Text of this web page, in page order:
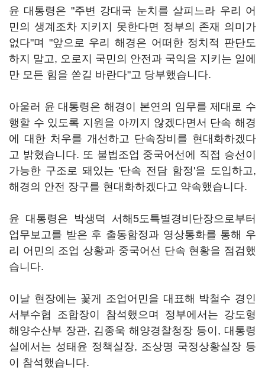
윤 대통령은 "주변 강대국 눈치를 살피느라 우리 어
민의 생계조차 지키지 못한다면 정부의 존재 의미가
없다"며 "앞으로 우리 해경은 어떠한 정치적 판단도
하지 말고, 오로지 국민의 안전과 국익을 지키는 일에
만 모든 힘을 쏟길 바란다"고 당부했습니다.
아울러 윤 대통령은 해경이 본연의 임무를 제대로 수
행할 수 있도록 지원을 아끼지 않겠다면서 단속 해경
에 대한 처우를 개선하고 단속장비를 현대화하겠다
고 밝혔습니다. 또 불법조업 중국어선에 직접 승선이
가능한 구조로 돼있는 '단속 전담 함정'을 도입하고,
해경의 안전 장구를 현대화하겠다고 약속했습니다.
윤 대통령은 박생덕 서해5도특별경비단장으로부터
업무보고를 받은 후 출동함정과 영상통화를 통해 우
리 어민의 조업 상황과 중국어선 단속 현황을 점검했
습니다.
이날 현장에는 꽃게 조업어민을 대표해 박철수 경인
서부수협 조합장이 참석했으며 정부에서는 강도형
해양수산부 장관, 김종욱 해양경찰청장 등이, 대통령
실에서는 성태윤 정책실장, 조상명 국정상황실장 등
이 참석했습니다.